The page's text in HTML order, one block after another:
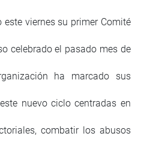
este viernes su primer Comité
celebrado el pasado mes de
ha marcado sus
nuevo ciclo centradas en
combatir los abusos